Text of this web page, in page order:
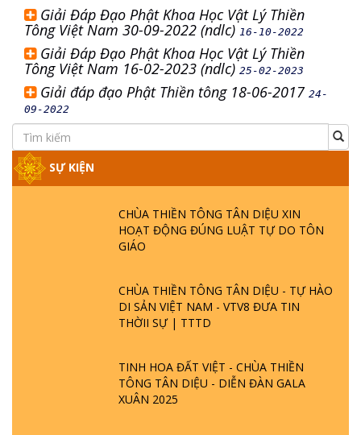
Giải Đáp Đạo Phật Khoa Học Vật Lý Thiền
Tông Việt Nam 30-09-2022 (ndlc) 16-10-2022
Giải Đáp Đạo Phật Khoa Học Vật Lý Thiền
Tông Việt Nam 16-02-2023 (ndlc) 25-02-2023
Giải đáp đạo Phật Thiền tông 18-06-2017 24-
09-2022
SỰ KIỆN
CHÙA THIỀN TÔNG TÂN DIỆU XIN
HOẠT ĐỘNG ĐÚNG LUẬT TỰ DO TÔN
GIÁO
CHÙA THIỀN TÔNG TÂN DIỆU - TỰ HÀO
DI SẢN VIỆT NAM - VTV8 ĐƯA TIN
THỜII SỰ | TTTD
TINH HOA ĐẤT VIỆT - CHÙA THIỀN
TÔNG TÂN DIỆU - DIỄN ĐÀN GALA
XUÂN 2025